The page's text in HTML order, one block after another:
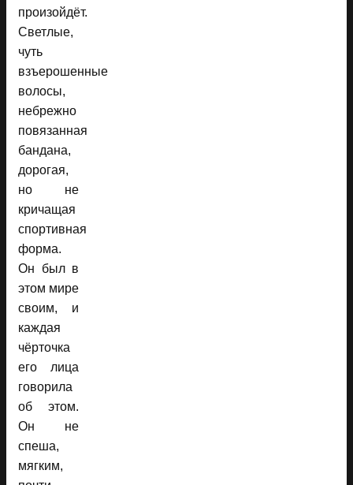
произойдёт.
Светлые,
чуть
взъерошенные
волосы,
небрежно
повязанная
бандана,
дорогая,
но не
кричащая
спортивная
форма.
Он был в
этом мире
своим, и
каждая
чёрточка
его лица
говорила
об этом.
Он не
спеша,
мягким,